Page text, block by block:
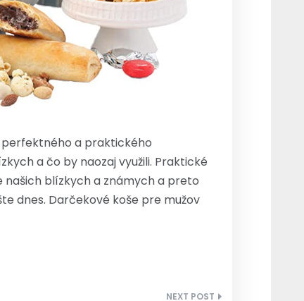
perfektného a praktického
a čo by naozaj využili. Praktické
blízkych a známych a preto
dnes. Darčekové koše pre mužov